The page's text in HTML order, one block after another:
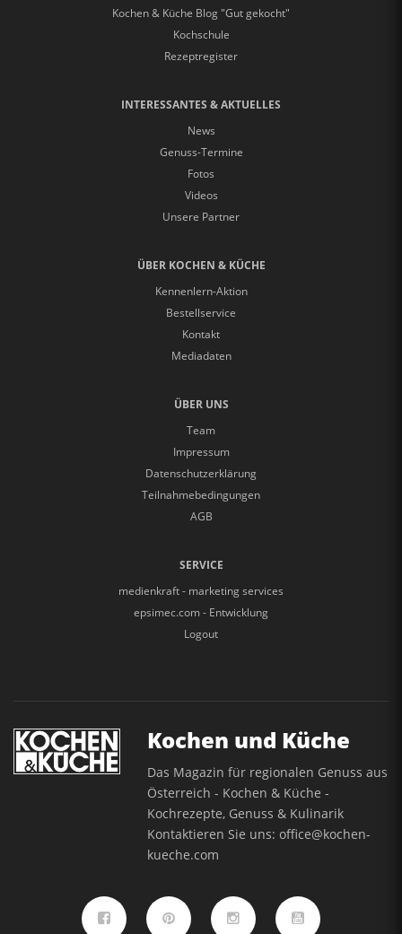
Kochen & Küche Blog "Gut gekocht"
Kochschule
Rezeptregister
INTERESSANTES & AKTUELLES
News
Genuss-Termine
Fotos
Videos
Unsere Partner
ÜBER KOCHEN & KÜCHE
Kennenlern-Aktion
Bestellservice
Kontakt
Mediadaten
ÜBER UNS
Team
Impressum
Datenschutzerklärung
Teilnahmebedingungen
AGB
SERVICE
medienkraft - marketing services
epsimec.com - Entwicklung
Logout
Kochen und Küche
Das Magazin für regionalen Genuss aus
Österreich - Kochen & Küche -
Kochrezepte, Genuss & Kulinarik
Kontaktieren Sie uns:office@kochen-
kueche.com